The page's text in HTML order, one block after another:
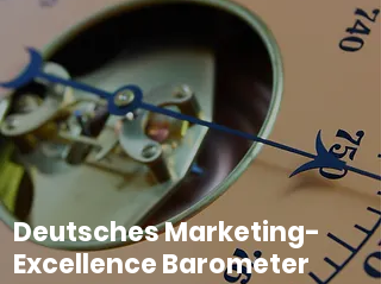
DeutschesMarketing-
ExcellenceBarometer